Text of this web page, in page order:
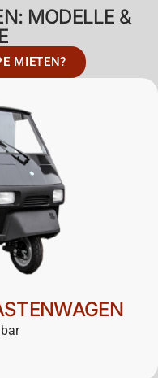
MODELLE &
MIETEN?